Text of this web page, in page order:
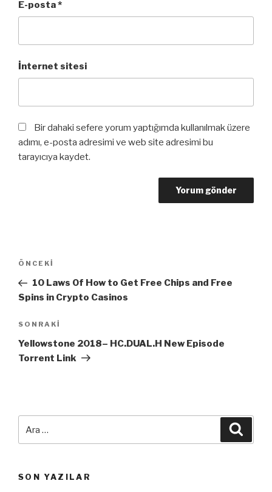
E-posta*
İnternet sitesi
Bir dahaki sefere yorum yaptığımda kullanılmak üzere
adımı, e-posta adresimi ve web site adresimi bu
tarayıcıya kaydet.
Yazı
Önceki
Yazı
ÖNCEKI
10 Laws Of How to Get Free Chips and Free
Spins in Crypto Casinos
Sonraki
Yazı
SONRAKI
Yellowstone 2018– HC.DUAL.H New Episode
Torrent Link
SON YAZILAR